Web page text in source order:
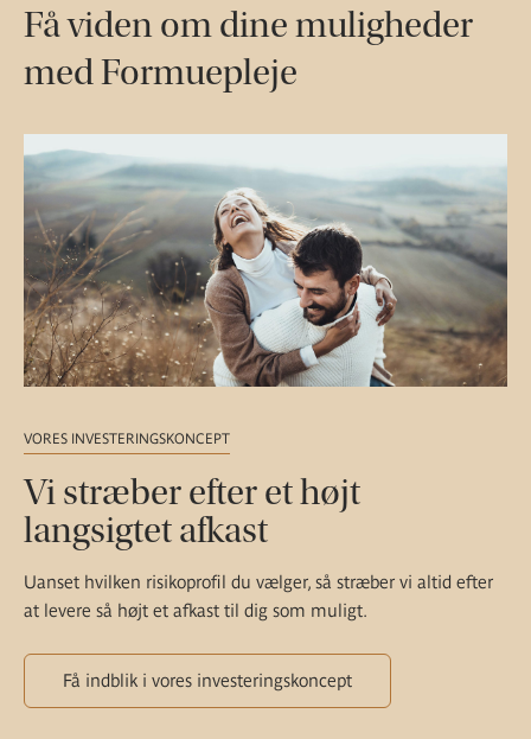
Få viden om dine muligheder
med Formuepleje
VORES INVESTERINGSKONCEPT
Vi stræber efter et højt
langsigtet afkast
Uanset hvilken risikoprofil du vælger, så stræber vi altid efter
at levere så højt et afkast til dig som muligt.
Få indblik i vores investeringskoncept